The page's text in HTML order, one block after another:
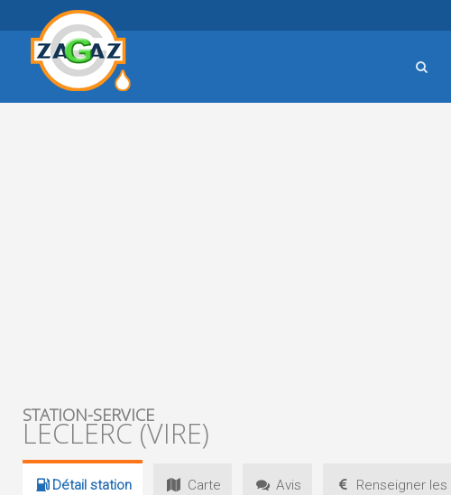
STATION-SERVICE
LECLERC (VIRE)
Détail station Carte Avis Renseigner les